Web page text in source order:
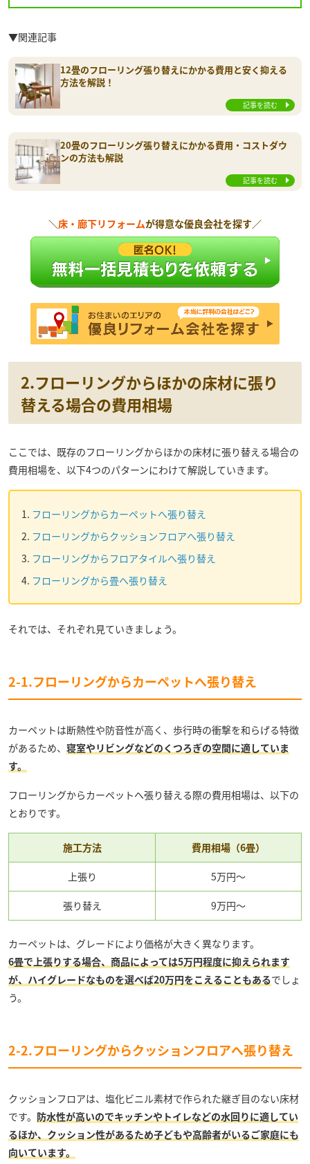
▼関連記事
12畳のフローリング張り替えにかかる費用と安く抑える
方法を解説！
記事を読む
20畳のフローリング張り替えにかかる費用・コストダウ
ンの方法も解説
記事を読む
＼床・廊下リフォームが得意な優良会社を探す／
2.フローリングからほかの床材に張り
替える場合の費用相場
ここでは、既存のフローリングからほかの床材に張り替える場合の
費用相場を、以下4つのパターンにわけて解説していきます。
フローリングからカーペットへ張り替え
フローリングからクッションフロアへ張り替え
フローリングからフロアタイルへ張り替え
フローリングから畳へ張り替え
それでは、それぞれ見ていきましょう。
2-1.フローリングからカーペットへ張り替え
カーペットは断熱性や防音性が高く、歩行時の衝撃を和らげる特徴
があるため、 寝室やリビングなどのくつろぎの空間に適していま
す。
フローリングからカーペットへ張り替える際の費用相場は、以下の
とおりです。
施工方法 費用相場（6畳）
上張り 5万円～
張り替え 9万円～
カーペットは、グレードにより価格が大きく異なります。
6畳で上張りする場合、商品によっては5万円程度に抑えられます
が、ハイグレードなものを選べば20万円をこえることもあるでしょ
う。
2-2.フローリングからクッションフロアへ張り替え
クッションフロアは、塩化ビニル素材で作られた継ぎ目のない床材
です。 防水性が高いのでキッチンやトイレなどの水回りに適してい
るほか、クッション性があるため子どもや高齢者がいるご家庭にも
向いています。